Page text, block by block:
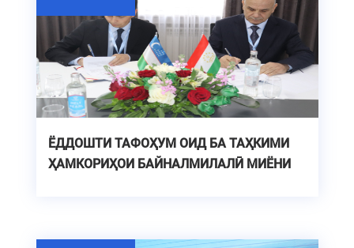
ЁДДОШТИ ТАФОҲУМ ОИД БА ТАҲКИМИ
ҲАМКОРИҲОИ БАЙНАЛМИЛАЛӢ МИЁНИ